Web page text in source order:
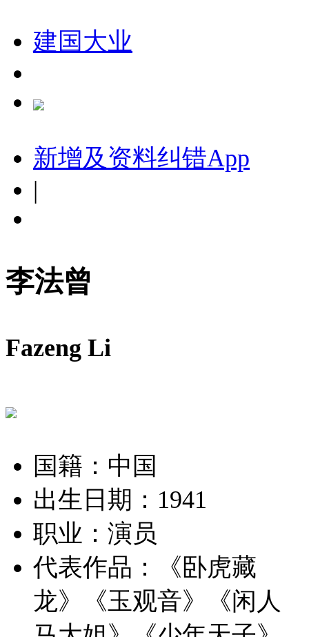
建国大业
新增及资料纠错App
|
李法曾
Fazeng Li
国籍：中国
出生日期：1941
职业：演员
代表作品：
《卧虎藏
龙》《玉观音》《闲人